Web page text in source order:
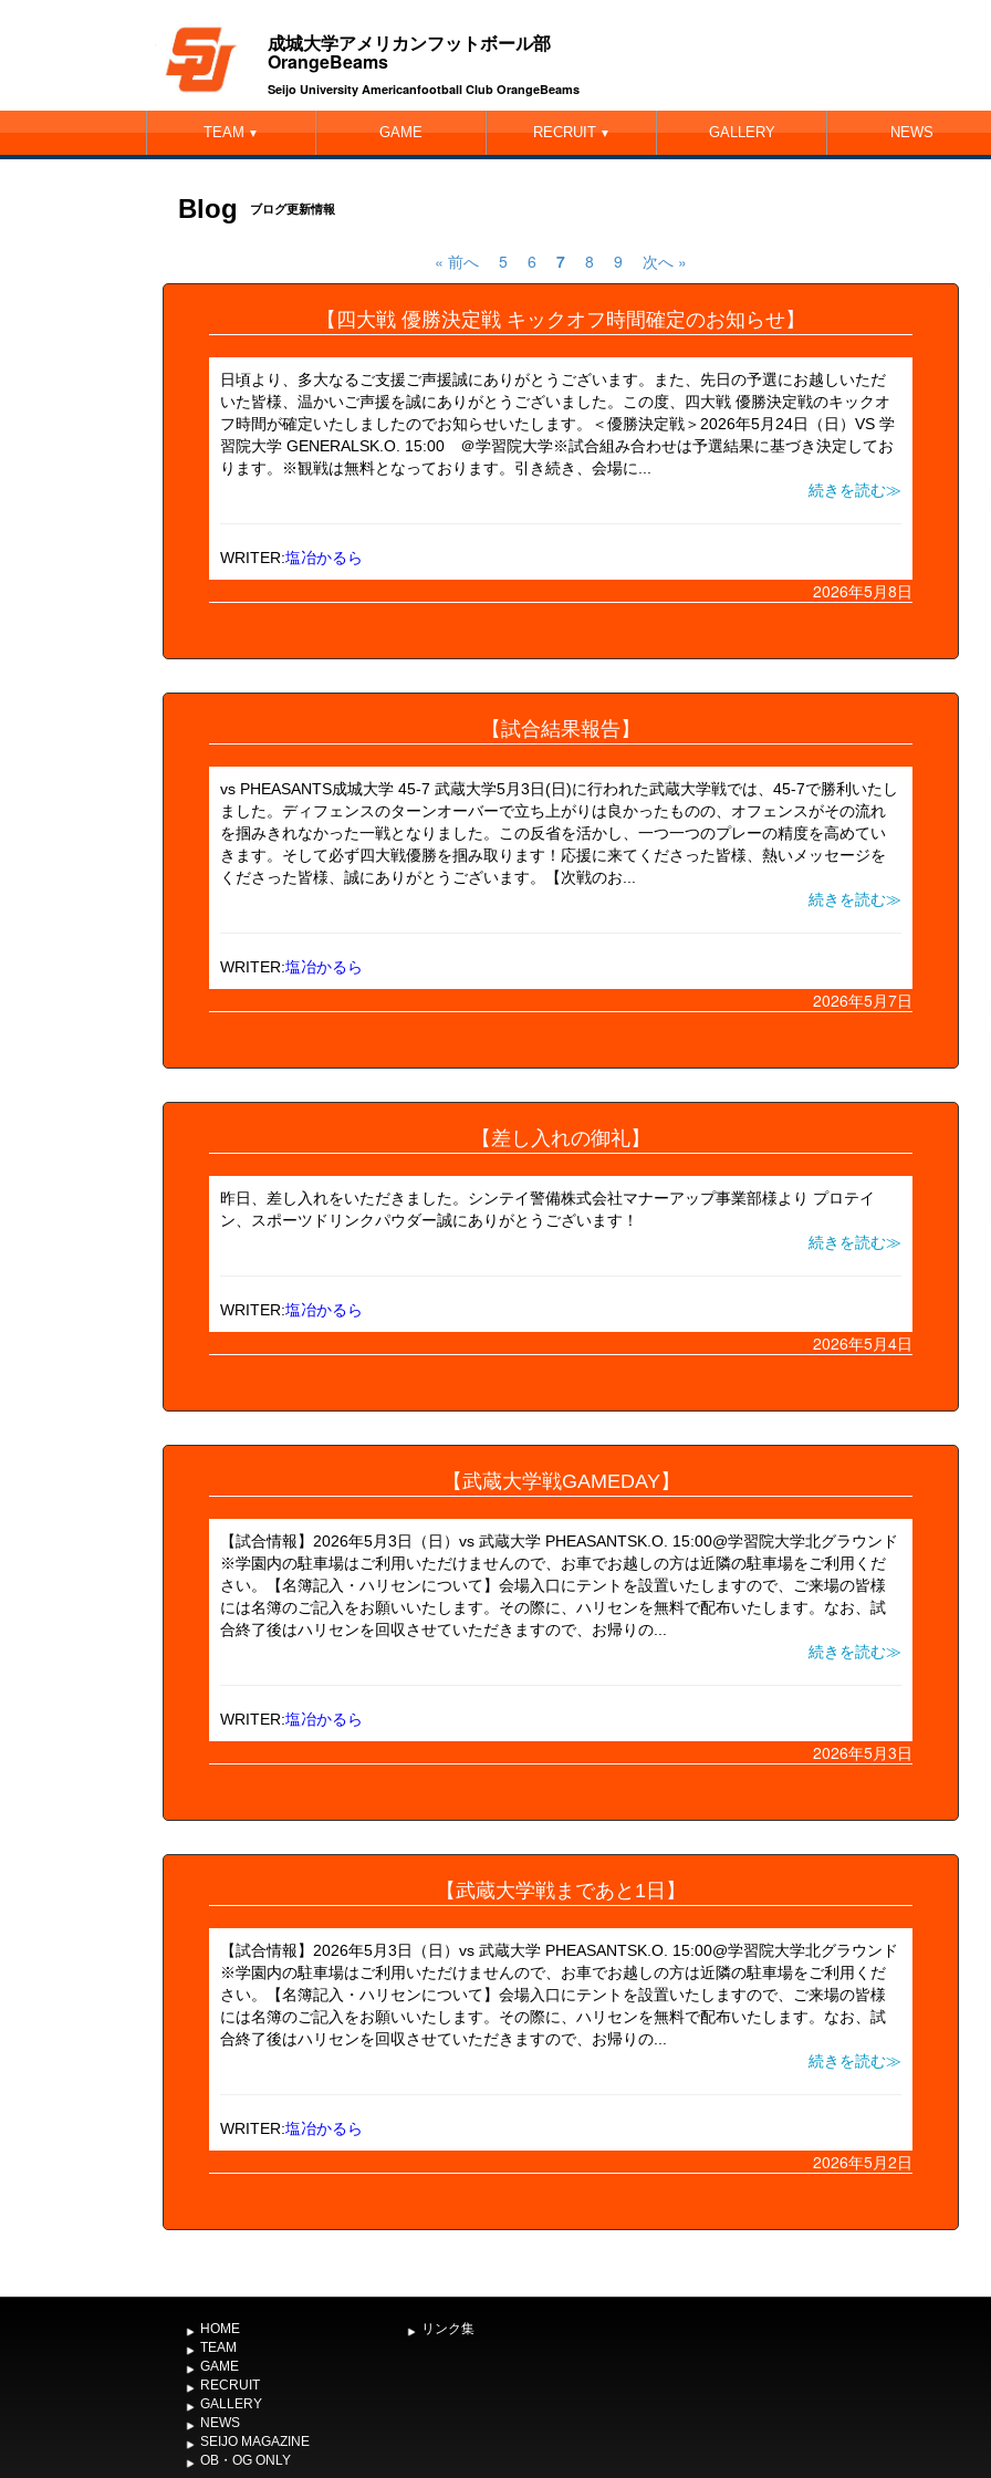
成城大学アメリカンフットボール部
OrangeBeams
Seijo University Americanfootball Club OrangeBeams
TEAM▼ GAME RECRUIT▼ GALLERY NEWS
Blog ブログ更新情報
« 前へ 5 6 7 8 9 次へ »
【四大戦 優勝決定戦 キックオフ時間確定のお知らせ】
日頃より、多大なるご支援ご声援誠にありがとうございます。また、先日の予選にお越しいただ
いた皆様、温かいご声援を誠にありがとうございました。この度、四大戦 優勝決定戦のキックオ
フ時間が確定いたしましたのでお知らせいたします。＜優勝決定戦＞2026年5月24日（日）VS 学
習院大学 GENERALSK.O. 15:00 ＠学習院大学※試合組み合わせは予選結果に基づき決定してお
ります。※観戦は無料となっております。引き続き、会場に...
続きを読む≫
WRITER:塩冶かるら
2026年5月8日
【試合結果報告】
vs PHEASANTS成城大学 45-7 武蔵大学5月3日(日)に行われた武蔵大学戦では、45-7で勝利いたし
ました。ディフェンスのターンオーバーで立ち上がりは良かったものの、オフェンスがその流れ
を掴みきれなかった一戦となりました。この反省を活かし、一つ一つのプレーの精度を高めてい
きます。そして必ず四大戦優勝を掴み取ります！応援に来てくださった皆様、熱いメッセージを
くださった皆様、誠にありがとうございます。【次戦のお...
続きを読む≫
WRITER:塩冶かるら
2026年5月7日
【差し入れの御礼】
昨日、差し入れをいただきました。シンテイ警備株式会社マナーアップ事業部様より プロテイ
ン、スポーツドリンクパウダー誠にありがとうございます！
続きを読む≫
WRITER:塩冶かるら
2026年5月4日
【武蔵大学戦GAMEDAY】
【試合情報】2026年5月3日（日）vs 武蔵大学 PHEASANTSK.O. 15:00@学習院大学北グラウンド
※学園内の駐車場はご利用いただけませんので、お車でお越しの方は近隣の駐車場をご利用くだ
さい。【名簿記入・ハリセンについて】会場入口にテントを設置いたしますので、ご来場の皆様
には名簿のご記入をお願いいたします。その際に、ハリセンを無料で配布いたします。なお、試
合終了後はハリセンを回収させていただきますので、お帰りの...
続きを読む≫
WRITER:塩冶かるら
2026年5月3日
【武蔵大学戦まであと1日】
【試合情報】2026年5月3日（日）vs 武蔵大学 PHEASANTSK.O. 15:00@学習院大学北グラウンド
※学園内の駐車場はご利用いただけませんので、お車でお越しの方は近隣の駐車場をご利用くだ
さい。【名簿記入・ハリセンについて】会場入口にテントを設置いたしますので、ご来場の皆様
には名簿のご記入をお願いいたします。その際に、ハリセンを無料で配布いたします。なお、試
合終了後はハリセンを回収させていただきますので、お帰りの...
続きを読む≫
WRITER:塩冶かるら
2026年5月2日
HOME
TEAM
GAME
RECRUIT
GALLERY
NEWS
SEIJO MAGAZINE
OB・OG ONLY
リンク集